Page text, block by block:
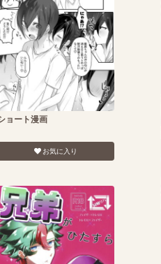
ョート漫画
お気に入り